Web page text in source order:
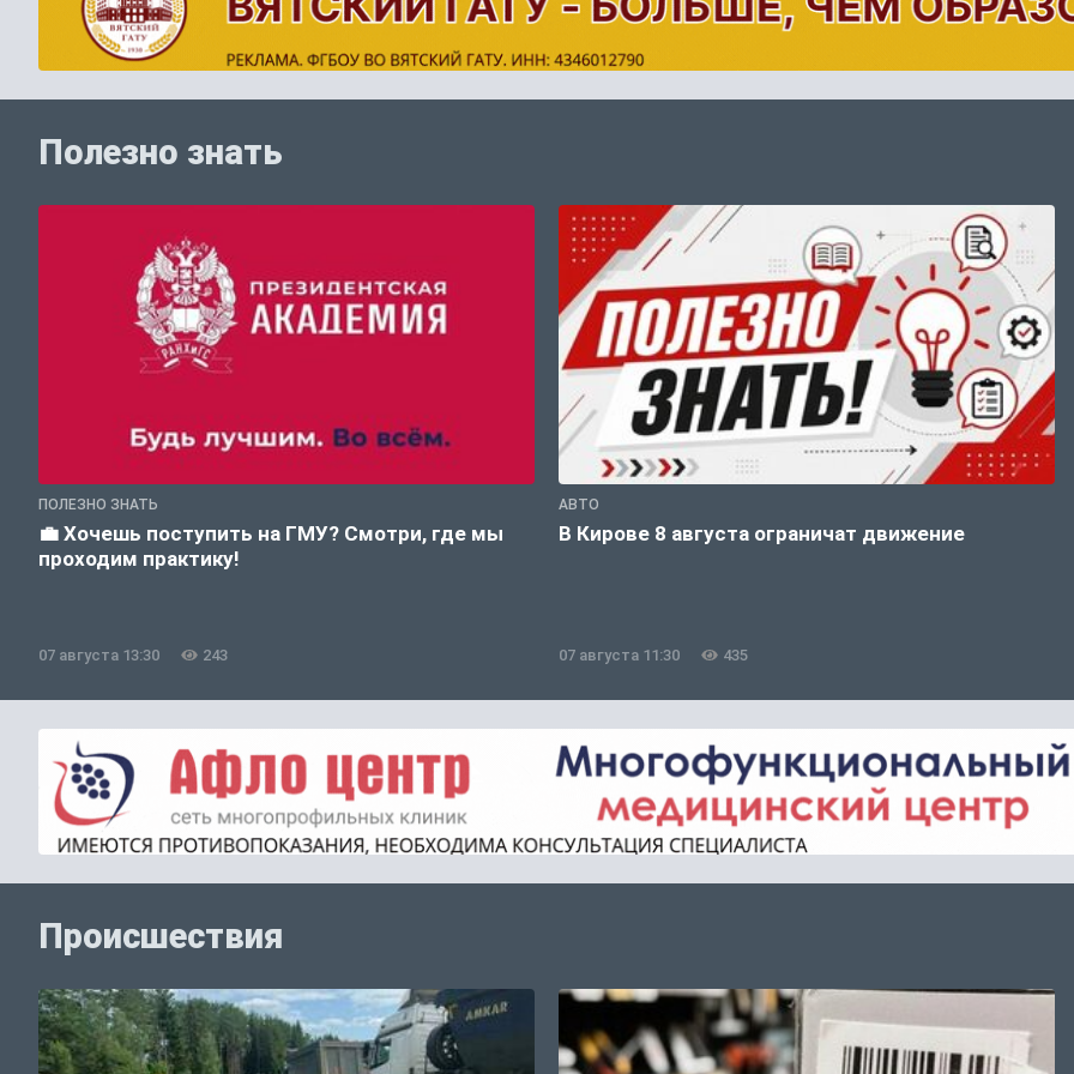
Полезно знать
ПОЛЕЗНО ЗНАТЬ
💼 Хочешь поступить на ГМУ? Смотри, где мы
проходим практику!
07 августа 13:30 243
АВТО
В Кирове 8 августа ограничат движение
07 августа 11:30 435
Происшествия